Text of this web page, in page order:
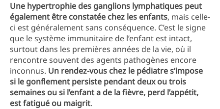
Une hypertrophie des ganglions lymphatiques peut
également être constatée chez les enfants, mais celle-
ci est généralement sans conséquence. C’est le signe
que le système immunitaire de l’enfant est intact,
surtout dans les premières années de la vie, où il
rencontre souvent des agents pathogènes encore
inconnus. Un rendez-vous chez le pédiatre s’impose
si le gonflement persiste pendant deux ou trois
semaines ou si l’enfant a de la fièvre, perd l’appétit,
est fatigué ou maigrit.